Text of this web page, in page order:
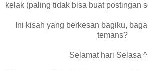
kelak (paling tidak bisa buat postingan
Ini kisah yang berkesan bagiku,
temans?
Selamat hari Selasa